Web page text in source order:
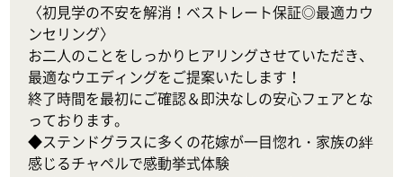
〈初見学の不安を解消！ベストレート保証◎最適カウ
ンセリング〉
お二人のことをしっかりヒアリングさせていただき、
最適なウエディングをご提案いたします！
終了時間を最初にご確認＆即決なしの安心フェアとな
っております。
◆ステンドグラスに多くの花嫁が一目惚れ・家族の絆
感じるチャペルで感動挙式体験